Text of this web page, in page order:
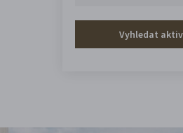
Vyhledat